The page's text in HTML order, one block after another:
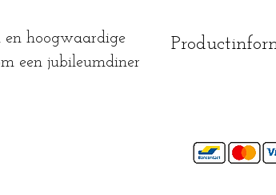
en hoogwaardige
een jubileumdiner